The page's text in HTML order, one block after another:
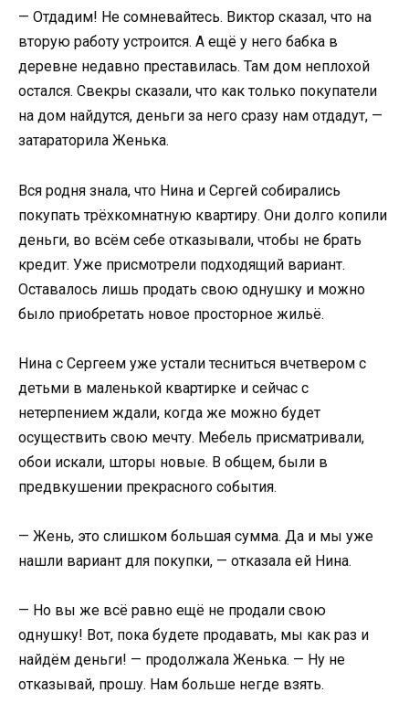
— Отдадим! Не сомневайтесь. Виктор сказал, что на
вторую работу устроится. А ещё у него бабка в
деревне недавно преставилась. Там дом неплохой
остался. Свекры сказали, что как только покупатели
на дом найдутся, деньги за него сразу нам отдадут, —
затараторила Женька.
Вся родня знала, что Нина и Сергей собирались
покупать трёхкомнатную квартиру. Они долго копили
деньги, во всём себе отказывали, чтобы не брать
кредит. Уже присмотрели подходящий вариант.
Оставалось лишь продать свою однушку и можно
было приобретать новое просторное жильё.
Нина с Сергеем уже устали тесниться вчетвером с
детьми в маленькой квартирке и сейчас с
нетерпением ждали, когда же можно будет
осуществить свою мечту. Мебель присматривали,
обои искали, шторы новые. В общем, были в
предвкушении прекрасного события.
— Жень, это слишком большая сумма. Да и мы уже
нашли вариант для покупки, — отказала ей Нина.
— Но вы же всё равно ещё не продали свою
однушку! Вот, пока будете продавать, мы как раз и
найдём деньги! — продолжала Женька. — Ну не
отказывай, прошу. Нам больше негде взять.